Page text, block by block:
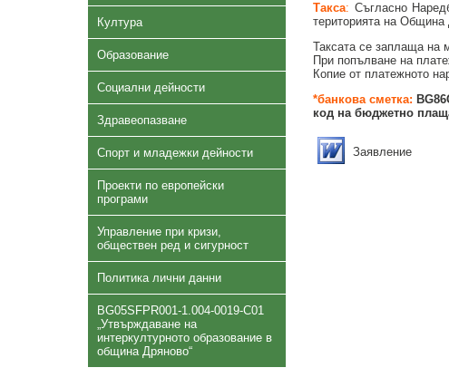
Култура
Образование
Социални дейности
Здравеопазване
Спорт и младежки дейности
Проекти по европейски
програми
Управление при кризи,
обществен ред и сигурност
Политика лични данни
BG05SFPR001-1.004-0019-C01
„Утвърждаване на
интеркултурното образование в
община Дряново“
Такса: Съгласно
територията на Община
Таксата се заплаща на
При попълване на
Копие от платежното
*банкова сметка:
код на бюджетно
Заявление